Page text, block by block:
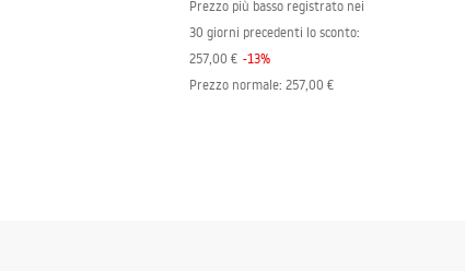
Prezzo più basso registrato nei
30 giorni precedenti lo sconto:
257,00 € -13%
Prezzo normale: 257,00 €